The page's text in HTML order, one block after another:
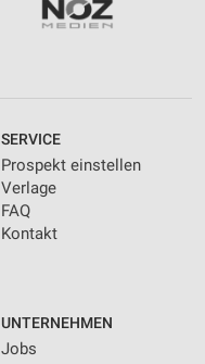
SERVICE
Prospekt einstellen
Verlage
FAQ
Kontakt
UNTERNEHMEN
Jobs